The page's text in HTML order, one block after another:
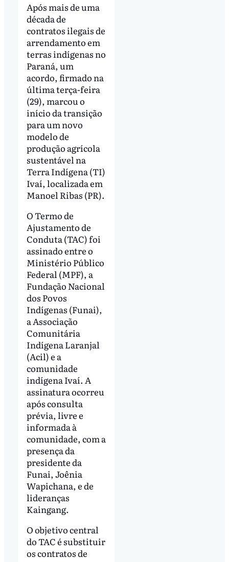
Após mais de uma
década de
contratos ilegais de
arrendamento em
terras indígenas no
Paraná, um
acordo, firmado na
última terça-feira
(29), marcou o
início da transição
para um novo
modelo de
produção agrícola
sustentável na
Terra Indígena (TI)
Ivaí, localizada em
Manoel Ribas (PR).
O Termo de
Ajustamento de
Conduta (TAC) foi
assinado entre o
Ministério Público
Federal (MPF), a
Fundação Nacional
dos Povos
Indígenas (Funai),
a Associação
Comunitária
Indígena Laranjal
(Acil) e a
comunidade
indígena Ivaí. A
assinatura ocorreu
após consulta
prévia, livre e
informada à
comunidade, com a
presença da
presidente da
Funai, Joênia
Wapichana, e de
lideranças
Kaingang.
O objetivo central
do TAC é substituir
os contratos de